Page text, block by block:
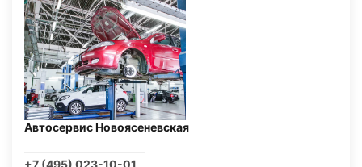
Автосервис Новоясеневская
+7 (495) 023-10-01